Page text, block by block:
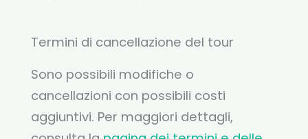
Termini di cancellazione del tour
Sono possibili modifiche o
cancellazioni con possibili costi
aggiuntivi. Per maggiori dettagli,